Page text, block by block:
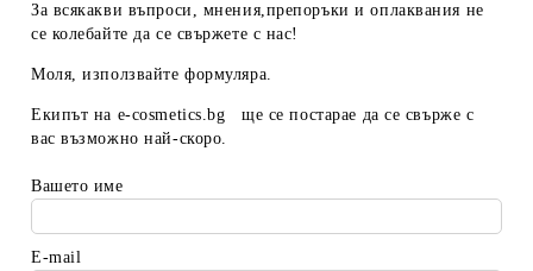
За всякакви въпроси, мнения,препоръки и оплаквания не
се колебайте да се свържете с нас!
Моля, използвайте формуляра.
Екипът на e-cosmetics.bg
ще се постарае да се свърже с
вас възможно най-скоро.
Вашето име
E-mail